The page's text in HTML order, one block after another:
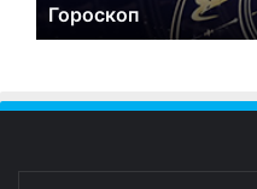
Гороскоп